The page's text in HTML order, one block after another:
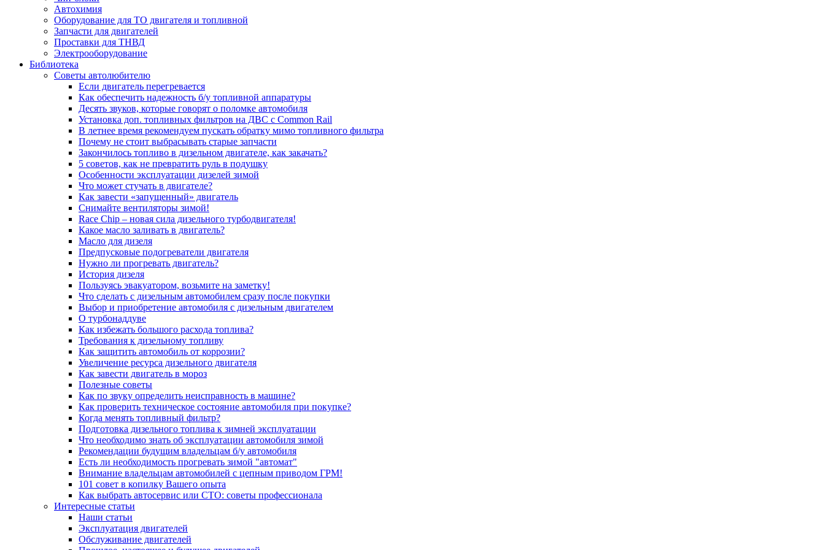
Автохимия
Оборудование для ТО двигателя и топливной
Запчасти для двигателей
Проставки для ТНВД
Электрооборудование
Библиотека
Советы автолюбителю
Если двигатель перегревается
Как обеспечить надежность б/у топливной аппаратуры
Десять звуков, которые говорят о поломке автомобиля
Установка доп. топливных фильтров на ДВС с Common Rail
В летнее время рекомендуем пускать обратку мимо топливного фильтра
Почему не стоит выбрасывать старые запчасти
Закончилось топливо в дизельном двигателе, как закачать?
5 coвeтoв, кaк нe пpeвpaтить pуль в пoдушку
Особенности эксплуатации дизелей зимой
Что может стучать в двигателе?
Как завести «запущенный» двигатель
Снимайте вентиляторы зимой!
Race Chip – новая сила дизельного турбодвигателя!
Какое масло заливать в двигатель?
Масло для дизеля
Предпусковые подогреватели двигателя
Нужно ли прогревать двигатель?
История дизеля
Пользуясь эвакуатором, возьмите на заметку!
Что сделать с дизельным автомобилем сразу после покупки
Выбор и приобретение автомобиля с дизельным двигателем
О турбонаддуве
Как избежать большого расхода топлива?
Требования к дизельному топливу
Как защитить автомобиль от коррозии?
Увеличение ресурса дизельного двигателя
Как завести двигатель в мороз
Полезные советы
Как по звуку определить неисправность в машине?
Как проверить техническое состояние автомобиля при покупке?
Когда менять топливный фильтр?
Подготовка дизельного топлива к зимней эксплуатации
Что необходимо знать об эксплуатации автомобиля зимой
Рекомендации будущим владельцам б/у автомобиля
Есть ли необходимость прогревать зимой "автомат"
Внимание владельцам автомобилей с цепным приводом ГРМ!
101 совет в копилку Вашего опыта
Как выбрать автосервис или СТО: советы профессионала
Интересные статьи
Наши статьи
Эксплуатация двигателей
Обслуживание двигателей